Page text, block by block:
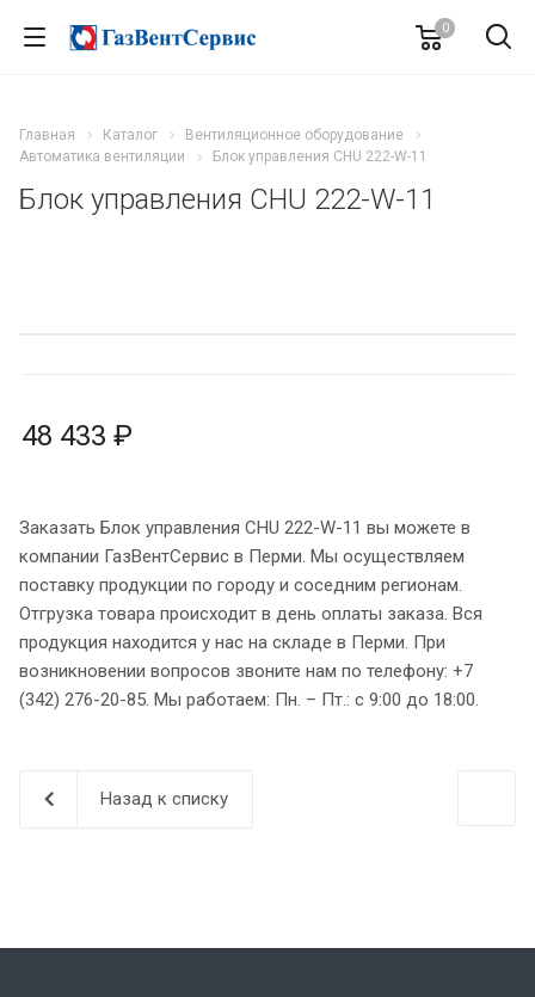
0
Главная Каталог
Вентиляционное оборудование
Автоматика вентиляции
Блок управления CHU 222-W-11
Блок управления CHU 222-W-11
48 433 ₽
Заказать Блок управления CHU 222-W-11 вы можете в
компании ГазВентСервис в Перми. Мы осуществляем
поставку продукции по городу и соседним регионам.
Отгрузка товара происходит в день оплаты заказа. Вся
продукция находится у нас на складе в Перми. При
возникновении вопросов звоните нам по телефону: +7
(342) 276-20-85. Мы работаем: Пн. – Пт.: с 9:00 до 18:00.
Назад к списку